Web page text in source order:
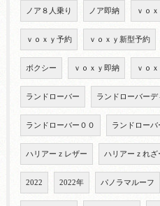
ノア８人乗り ノア即納 ｖｏｘ
ｖｏｘｙ予約 ｖｏｘｙ新型予約
ボクシー ｖｏｘｙ即納 ｖｏ
ランドローバー ランドローバーデ
ランドローバー００ ランドローバ
ハリアーｚレザー ハリアーｚれざ
2022 2022年 パノラマルーフ